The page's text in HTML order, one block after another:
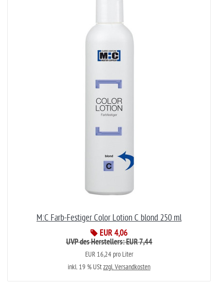
M:C Farb-Festiger Color Lotion C blond 250 ml
EUR 4,06
UVP des Herstellers: EUR 7,44
EUR 16,24 pro Liter
inkl. 19 % UStzzgl. Versandkosten